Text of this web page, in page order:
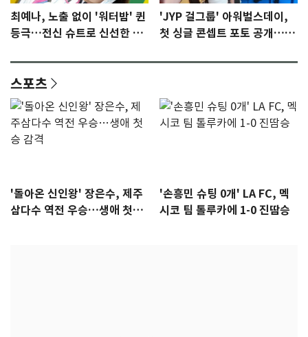
최예나, 노출 없이 '워터밤' 퀸
등극…전신 슈트로 신선한 충
'JYP 걸그룹' 아워벌스데이,
첫 싱글 콘셉트 포토 공개…청
스포츠
'돌아온 신인왕' 장은수, 제주
삼다수 역전 우승…생애 첫승
'손흥민 슈팅 0개' LA FC, 멕
시코 팀 톨루카에 1-0 진땀승